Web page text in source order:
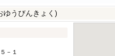
ゆうびんきょく)
－１